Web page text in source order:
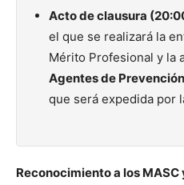
Acto de clausura
el que se realizará la
Mérito Profesional y la
Agentes de
que será expedida por
Reconocimiento a los